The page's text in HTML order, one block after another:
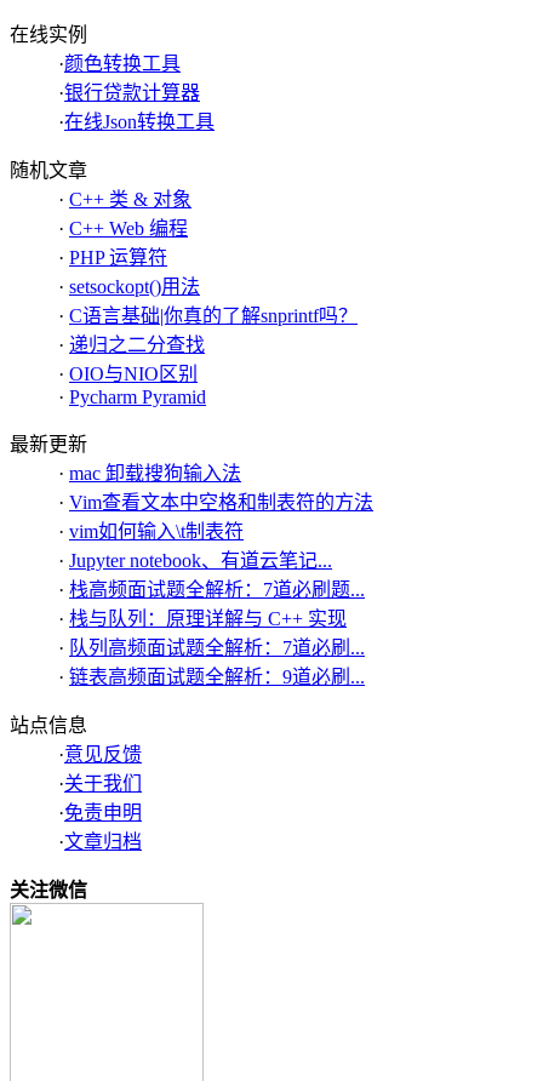
在线实例
·颜色转换工具
·银行贷款计算器
·在线Json转换工具
随机文章
· C++ 类 & 对象
· C++ Web 编程
· PHP 运算符
· setsockopt()用法
· C语言基础|你真的了解snprintf吗？
· 递归之二分查找
· OIO与NIO区别
· Pycharm Pyramid
最新更新
· mac 卸载搜狗输入法
· Vim查看文本中空格和制表符的方法
· vim如何输入\t制表符
· Jupyter notebook、有道云笔记...
· 栈高频面试题全解析：7道必刷题...
· 栈与队列：原理详解与 C++ 实现
· 队列高频面试题全解析：7道必刷...
· 链表高频面试题全解析：9道必刷...
站点信息
·意见反馈
·关于我们
·免责申明
·文章归档
关注微信